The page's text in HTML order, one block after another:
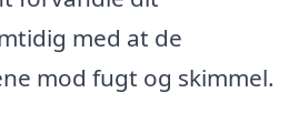
med at de
mod fugt og skimmel.